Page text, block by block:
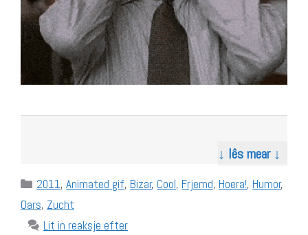
↓ lês mear ↓
Categories
2011,Animated gif, Bizar, Cool, Frjemd, Hoera!, Humor,
Oars, Zucht
Lit in reaksje efter